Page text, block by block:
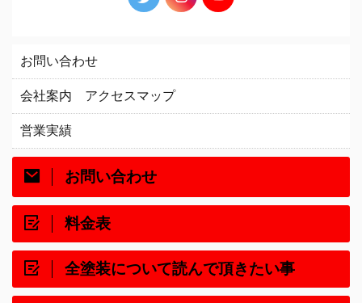
お問い合わせ
会社案内 アクセスマップ
営業実績
お問い合わせ
料金表
全塗装について読んで頂きたい事